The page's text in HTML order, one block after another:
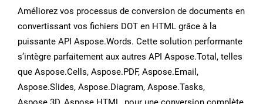
Améliorez vos processus de conversion de documents en
convertissant vos fichiers DOT en HTML grâce à la
puissante API Aspose.Words. Cette solution performante
s’intègre parfaitement aux autres API Aspose.Total, telles
que Aspose.Cells, Aspose.PDF, Aspose.Email,
Aspose.Slides, Aspose.Diagram, Aspose.Tasks,